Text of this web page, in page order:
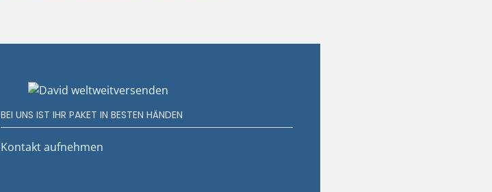
BEI UNS IST IHR PAKET IN BESTEN HÄNDEN
Kontakt aufnehmen